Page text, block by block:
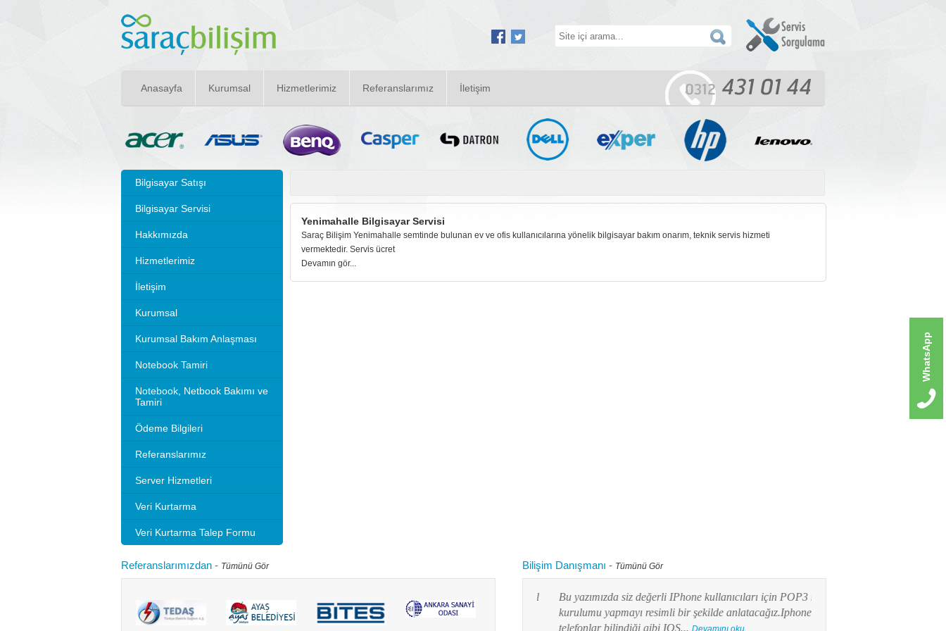
Anasayfa Kurumsal Hizmetlerimiz Referanslarımız İletişim
Bilgisayar Satışı
Bilgisayar Servisi
Hakkımızda
Hizmetlerimiz
İletişim
Kurumsal
Kurumsal Bakım Anlaşması
Notebook Tamiri
Notebook, Netbook Bakımı ve
Tamiri
Ödeme Bilgileri
Referanslarımız
Server Hizmetleri
Veri Kurtarma
Veri Kurtarma Talep Formu
Yenimahalle Bilgisayar Servisi
Saraç Bilişim Yenimahalle semtinde bulunan ev ve ofis kullanıcılarına yönelik bilgisayar bakım onarım, teknik servis hizmeti
vermektedir. Servis ücret
Devamın gör...
Referanslarımızdan - Tümünü Gör Bilişim Danışmanı - Tümünü Gör
sürümleri de benzer ayarlar ile
Resimlerin üzerine tıklay...
hızlandırırım" diye aklınızdan zaman zaman bu soru
Bu yazımızda siz değerli IPhone kullanıcıları için POP3 mail
kurulumu yapmayı resimli bir şekilde anlatacağız.Iphone
telefonlar bilindiği gibi IOS...Devamını oku...
WhatsApp